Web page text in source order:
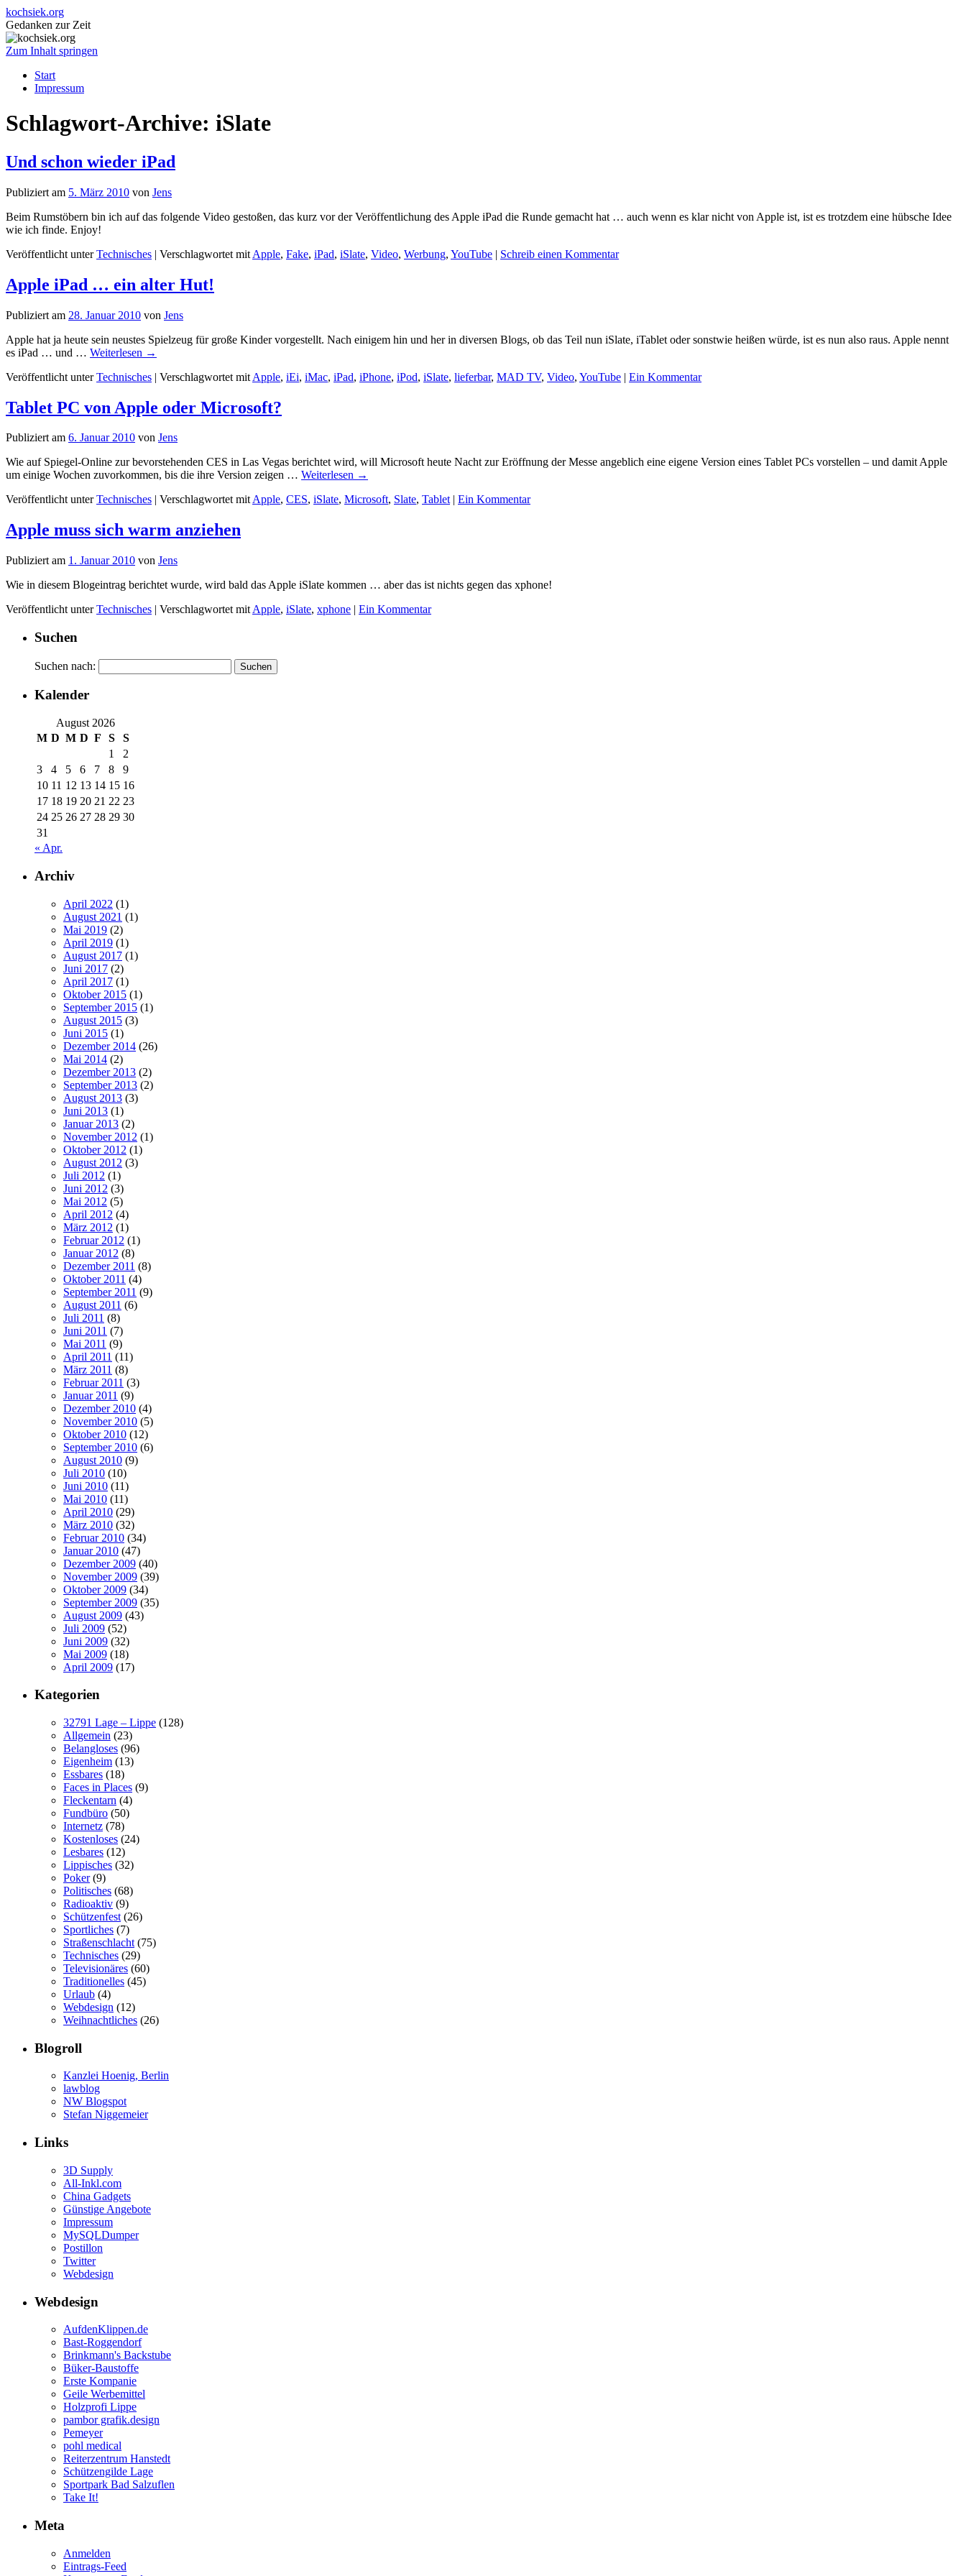
kochsiek.org
Gedanken zur Zeit
Zum Inhalt springen
Start
Impressum
Schlagwort-Archive: iSlate
Und schon wieder iPad
Publiziert am 5. März 2010 von Jens
Beim Rumstöbern bin ich auf das folgende Video gestoßen, das kurz vor der Veröffentlichung des Apple iPad die Runde gemacht hat … auch wenn es klar nicht von Apple ist, ist es trotzdem eine hübsche Idee
wie ich finde. Enjoy!
Veröffentlicht unter Technisches | Verschlagwortet mit Apple, Fake, iPad, iSlate, Video, Werbung, YouTube | Schreib einen Kommentar
Apple iPad … ein alter Hut!
Publiziert am 28. Januar 2010 von Jens
Apple hat ja heute sein neustes Spielzeug für große Kinder vorgestellt. Nach einigem hin und her in diversen Blogs, ob das Teil nun iSlate, iTablet oder sonstwie heißen würde, ist es nun also raus. Apple nennt
es iPad … und … Weiterlesen →
Veröffentlicht unter Technisches | Verschlagwortet mit Apple, iEi, iMac, iPad, iPhone, iPod, iSlate, lieferbar, MAD TV, Video, YouTube | Ein Kommentar
Tablet PC von Apple oder Microsoft?
Publiziert am 6. Januar 2010 von Jens
Wie auf Spiegel-Online zur bevorstehenden CES in Las Vegas berichtet wird, will Microsoft heute Nacht zur Eröffnung der Messe angeblich eine eigene Version eines Tablet PCs vorstellen – und damit Apple
um einige Wochen zuvorkommen, bis die ihre Version zeigen … Weiterlesen →
Veröffentlicht unter Technisches | Verschlagwortet mitApple, CES, iSlate, Microsoft, Slate, Tablet | Ein Kommentar
Apple muss sich warm anziehen
Publiziert am 1. Januar 2010 von Jens
Wie in diesem Blogeintrag berichtet wurde, wird bald das Apple iSlate kommen … aber das ist nichts gegen das xphone!
Veröffentlicht unter Technisches | Verschlagwortet mit Apple, iSlate, xphone | Ein Kommentar
Suchen
Suchen nach:
Kalender
August 2026
M D M D F S
S
1
2
3
4 5 6 7 8
9
10 11 12 13 14 15 16
17 18 19 20 21 22 23
24 25 26 27 28 29 30
31
« Apr.
Archiv
April 2022 (1)
August 2021 (1)
Mai 2019 (2)
April 2019 (1)
August 2017 (1)
Juni 2017 (2)
April 2017 (1)
Oktober 2015 (1)
September 2015 (1)
August 2015 (3)
Juni 2015 (1)
Dezember 2014 (26)
Mai 2014 (2)
Dezember 2013 (2)
September 2013 (2)
August 2013 (3)
Juni 2013 (1)
Januar 2013 (2)
November 2012 (1)
Oktober 2012 (1)
August 2012 (3)
Juli 2012 (1)
Juni 2012 (3)
Mai 2012 (5)
April 2012 (4)
März 2012 (1)
Februar 2012 (1)
Januar 2012 (8)
Dezember 2011 (8)
Oktober 2011 (4)
September 2011 (9)
August 2011 (6)
Juli 2011 (8)
Juni 2011 (7)
Mai 2011 (9)
April 2011 (11)
März 2011 (8)
Februar 2011 (3)
Januar 2011 (9)
Dezember 2010 (4)
November 2010 (5)
Oktober 2010 (12)
September 2010 (6)
August 2010 (9)
Juli 2010 (10)
Juni 2010 (11)
Mai 2010 (11)
April 2010 (29)
März 2010 (32)
Februar 2010 (34)
Januar 2010 (47)
Dezember 2009 (40)
November 2009 (39)
Oktober 2009 (34)
September 2009 (35)
August 2009 (43)
Juli 2009 (52)
Juni 2009 (32)
Mai 2009 (18)
April 2009 (17)
Kategorien
32791 Lage – Lippe (128)
Allgemein (23)
Belangloses (96)
Eigenheim (13)
Essbares (18)
Faces in Places (9)
Fleckentarn (4)
Fundbüro (50)
Internetz (78)
Kostenloses (24)
Lesbares (12)
Lippisches (32)
Poker(9)
Politisches (68)
Radioaktiv (9)
Schützenfest (26)
Sportliches (7)
Straßenschlacht (75)
Technisches (29)
Televisionäres (60)
Traditionelles (45)
Urlaub (4)
Webdesign (12)
Weihnachtliches (26)
Blogroll
Kanzlei Hoenig, Berlin
lawblog
NW Blogspot
Stefan Niggemeier
Links
3D Supply
All-Inkl.com
China Gadgets
Günstige Angebote
Impressum
MySQLDumper
Postillon
Twitter
Webdesign
Webdesign
AufdenKlippen.de
Bast-Roggendorf
Brinkmann's Backstube
Büker-Baustoffe
Erste Kompanie
Geile Werbemittel
Holzprofi Lippe
pambor grafik.design
Pemeyer
pohl medical
Reiterzentrum Hanstedt
Schützengilde Lage
Sportpark Bad Salzuflen
Take It!
Meta
Anmelden
Eintrags-Feed